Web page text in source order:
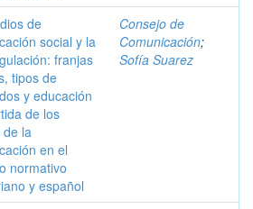
de
social y la
franjas
tipos de
y educación
de los
de la
en el
normativo
y español
Consejo de
Comunicación;
Sofía Suarez